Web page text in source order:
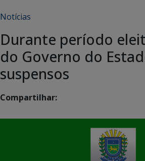
Notícias
Durante período
do Governo do
suspensos
Compartilhar: